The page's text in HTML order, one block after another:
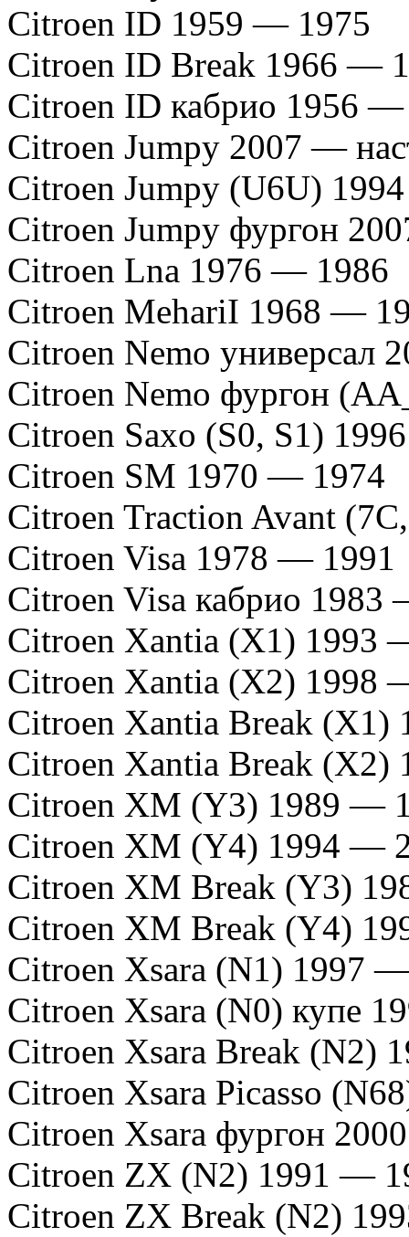
Citroen ID 1959 — 1975
Citroen ID Break 1966 —
Citroen ID кабрио 1956
Citroen Jumpy 2007 —
Citroen Jumpy (U6U)
Citroen Jumpy фургон
Citroen Lna 1976 — 1986
Citroen MehariI 1968 —
Citroen Nemo универсал
Citroen Nemo фургон
Citroen Saxo (S0, S1)
Citroen SM 1970 — 1974
Citroen Traction Avant
Citroen Visa 1978 — 1991
Citroen Visa кабрио 1983
Citroen Xantia (X1) 1993
Citroen Xantia (X2) 1998
Citroen Xantia Break
Citroen Xantia Break
Citroen XM (Y3) 1989 —
Citroen XM (Y4) 1994 —
Citroen XM Break (Y3)
Citroen XM Break (Y4)
Citroen Xsara (N1) 1997
Citroen Xsara (N0) купе
Citroen Xsara Break (N2)
Citroen Xsara Picasso
Citroen Xsara фургон
Citroen ZX (N2) 1991 —
Citroen ZX Break (N2)